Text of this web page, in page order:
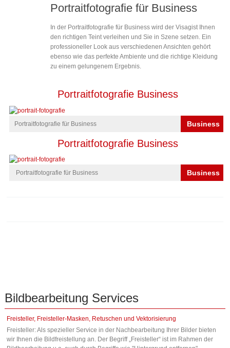
Portraitfotografie für Business
In der Portraitfotografie für Business wird der Visagist Ihnen
den richtigen Teint verleihen und Sie in Szene setzen. Ein
professioneller Look aus verschiedenen Ansichten gehört
ebenso wie das perfekte Ambiente und die richtige Kleidung
zu einem gelungenem Ergebnis.
Portraitfotografie Business
Business
Portraitfotografie für Business
Portraitfotografie Business
Business
Portraitfotografie für Business
Bildbearbeitung Services
Freisteller, Freisteller-Masken, Retuschen und Vektorisierung
Freisteller: Als spezieller Service in der Nachbearbeitung Ihrer Bilder bieten
wir Ihnen die Bildfreistellung an. Der Begriff „Freisteller“ ist im Rahmen der